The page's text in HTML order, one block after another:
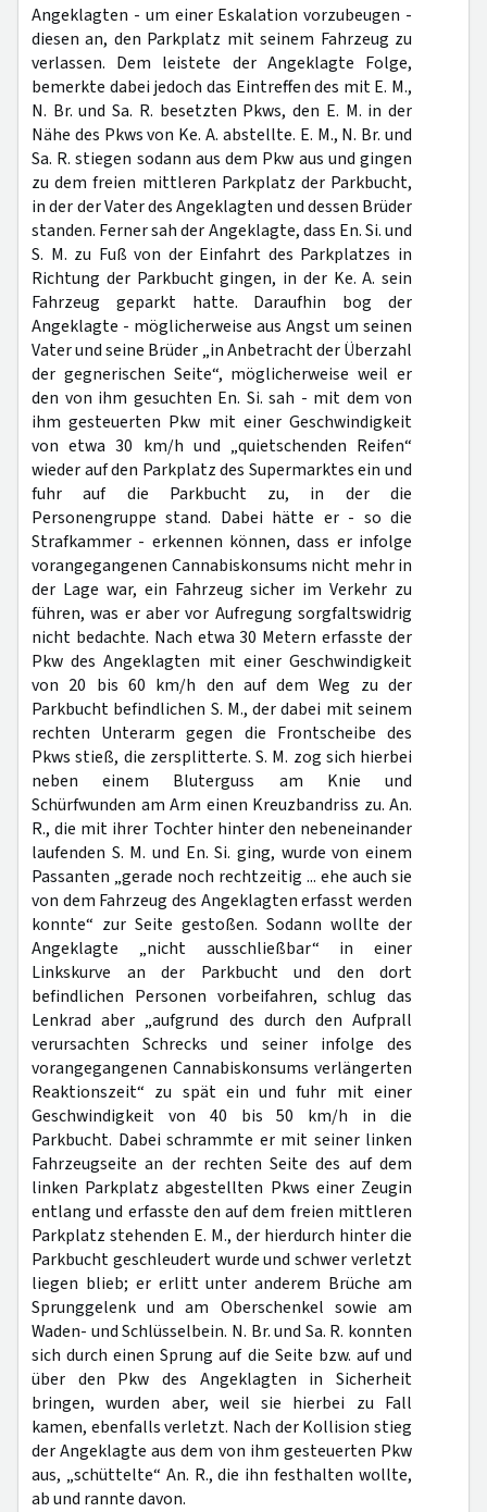
Angeklagten - um einer Eskalation vorzubeugen -
diesen an, den Parkplatz mit seinem Fahrzeug zu
verlassen. Dem leistete der Angeklagte Folge,
bemerkte dabei jedoch das Eintreffen des mit E. M.,
N. Br. und Sa. R. besetzten Pkws, den E. M. in der
Nähe des Pkws von Ke. A. abstellte. E. M., N. Br. und
Sa. R. stiegen sodann aus dem Pkw aus und gingen
zu dem freien mittleren Parkplatz der Parkbucht,
in der der Vater des Angeklagten und dessen Brüder
standen. Ferner sah der Angeklagte, dass En. Si. und
S. M. zu Fuß von der Einfahrt des Parkplatzes in
Richtung der Parkbucht gingen, in der Ke. A. sein
Fahrzeug geparkt hatte. Daraufhin bog der
Angeklagte - möglicherweise aus Angst um seinen
Vater und seine Brüder „in Anbetracht der Überzahl
der gegnerischen Seite“, möglicherweise weil er
den von ihm gesuchten En. Si. sah - mit dem von
ihm gesteuerten Pkw mit einer Geschwindigkeit
von etwa 30 km/h und „quietschenden Reifen“
wieder auf den Parkplatz des Supermarktes ein und
fuhr auf die Parkbucht zu, in der die
Personengruppe stand. Dabei hätte er - so die
Strafkammer - erkennen können, dass er infolge
vorangegangenen Cannabiskonsums nicht mehr in
der Lage war, ein Fahrzeug sicher im Verkehr zu
führen, was er aber vor Aufregung sorgfaltswidrig
nicht bedachte. Nach etwa 30 Metern erfasste der
Pkw des Angeklagten mit einer Geschwindigkeit
von 20 bis 60 km/h den auf dem Weg zu der
Parkbucht befindlichen S. M., der dabei mit seinem
rechten Unterarm gegen die Frontscheibe des
Pkws stieß, die zersplitterte. S. M. zog sich hierbei
neben einem Bluterguss am Knie und
Schürfwunden am Arm einen Kreuzbandriss zu. An.
R., die mit ihrer Tochter hinter den nebeneinander
laufenden S. M. und En. Si. ging, wurde von einem
Passanten „gerade noch rechtzeitig ... ehe auch sie
von dem Fahrzeug des Angeklagten erfasst werden
konnte“ zur Seite gestoßen. Sodann wollte der
Angeklagte „nicht ausschließbar“ in einer
Linkskurve an der Parkbucht und den dort
befindlichen Personen vorbeifahren, schlug das
Lenkrad aber „aufgrund des durch den Aufprall
verursachten Schrecks und seiner infolge des
vorangegangenen Cannabiskonsums verlängerten
Reaktionszeit“ zu spät ein und fuhr mit einer
Geschwindigkeit von 40 bis 50 km/h in die
Parkbucht. Dabei schrammte er mit seiner linken
Fahrzeugseite an der rechten Seite des auf dem
linken Parkplatz abgestellten Pkws einer Zeugin
entlang und erfasste den auf dem freien mittleren
Parkplatz stehenden E. M., der hierdurch hinter die
Parkbucht geschleudert wurde und schwer verletzt
liegen blieb; er erlitt unter anderem Brüche am
Sprunggelenk und am Oberschenkel sowie am
Waden- und Schlüsselbein. N. Br. und Sa. R. konnten
sich durch einen Sprung auf die Seite bzw. auf und
über den Pkw des Angeklagten in Sicherheit
bringen, wurden aber, weil sie hierbei zu Fall
kamen, ebenfalls verletzt. Nach der Kollision stieg
der Angeklagte aus dem von ihm gesteuerten Pkw
aus, „schüttelte“ An. R., die ihn festhalten wollte,
ab und rannte davon.